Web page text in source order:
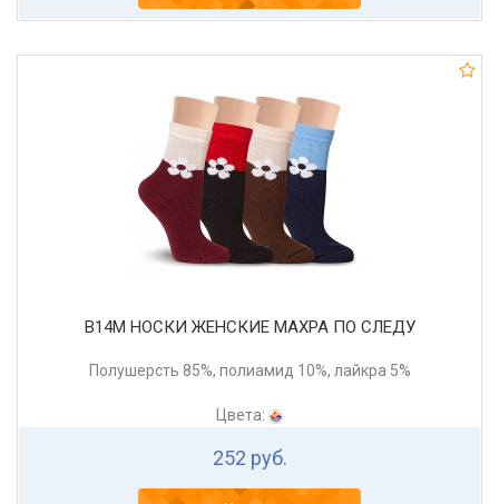
В14М НОСКИ ЖЕНСКИЕ МАХРА ПО СЛЕДУ
Полушерсть 85%, полиамид 10%, лайкра 5%
Цвета:
252 руб.